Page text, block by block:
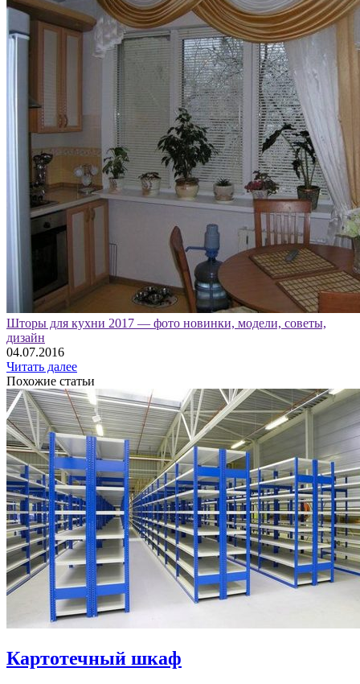
Шторы для кухни 2017 — фото новинки, модели, советы,
дизайн
04.07.2016
Читать далее
Похожие статьи
Картотечный шкаф